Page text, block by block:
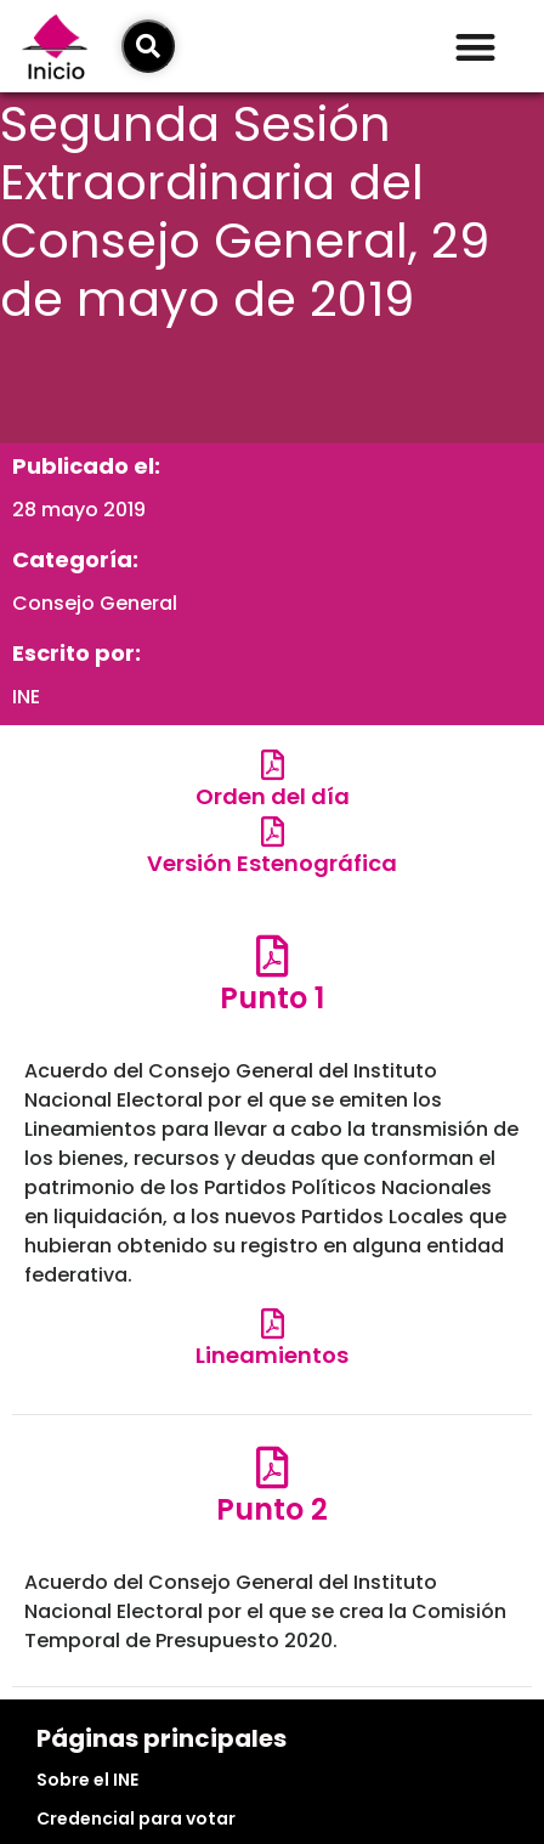
Segunda Sesión
Extraordinaria del
Consejo General, 29
de mayo de 2019
Publicado el:
28 mayo 2019
Categoría:
Consejo General
Escrito por:
INE
Orden del día
Versión Estenográfica
Punto 1
Acuerdo del Consejo General del Instituto
Nacional Electoral por el que se emiten los
Lineamientos para llevar a cabo la transmisión de
los bienes, recursos y deudas que conforman el
patrimonio de los Partidos Políticos Nacionales
en liquidación, a los nuevos Partidos Locales que
hubieran obtenido su registro en alguna entidad
federativa.
Lineamientos
Punto 2
Acuerdo del Consejo General del Instituto
Nacional Electoral por el que se crea la Comisión
Temporal de Presupuesto 2020.
Páginas principales
Sobre el INE
Credencial para votar